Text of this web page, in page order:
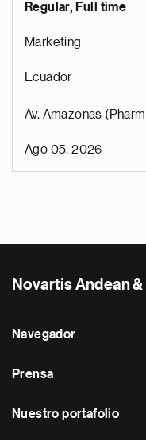
Regular, Full time
Marketing
Ecuador
Av. Amazonas
Ago 05, 2026
Novartis Andean
Navegador
Prensa
Nuestro portafolio